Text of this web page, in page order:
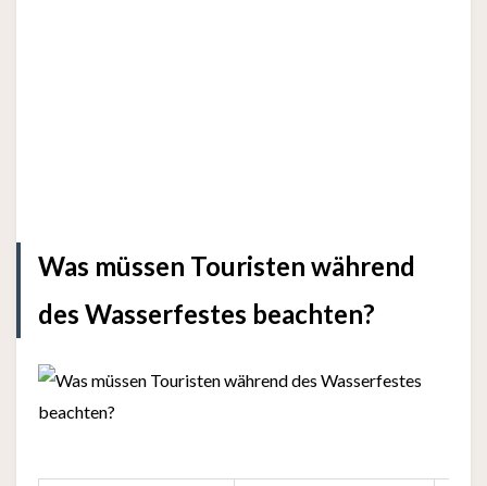
Was müssen Touristen während
des Wasserfestes beachten?